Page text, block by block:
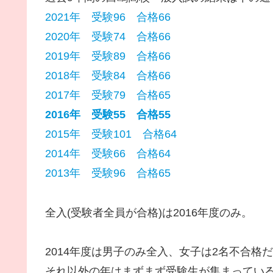
2021年 受験96 合格66
2020年 受験74 合格66
2019年 受験89 合格66
2018年 受験84 合格66
2017年 受験79 合格65
2016年 受験55 合格55
2015年 受験101 合格64
2014年 受験66 合格64
2013年 受験96 合格65
全入(受験者全員が合格)は2016年度のみ。
2014年度は男子のみ全入、女子は2名不合格だ